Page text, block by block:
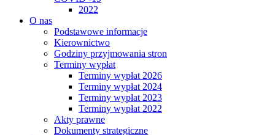
2022
O nas
Podstawowe informacje
Kierownictwo
Godziny przyjmowania stron
Terminy wypłat
Terminy wypłat 2026
Terminy wypłat 2024
Terminy wypłat 2023
Terminy wypłat 2022
Akty prawne
Dokumenty strategiczne